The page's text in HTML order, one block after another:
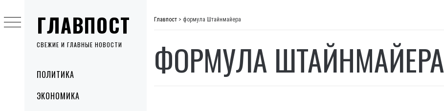
ГЛАВПОСТ
СВЕЖИЕ И ГЛАВНЫЕ НОВОСТИ
MenuПОЛИТИКА
ЭКОНОМИКА
to
content
Главпост > формула Штайнмайера
ФОРМУЛА ШТАЙНМАЙЕРА